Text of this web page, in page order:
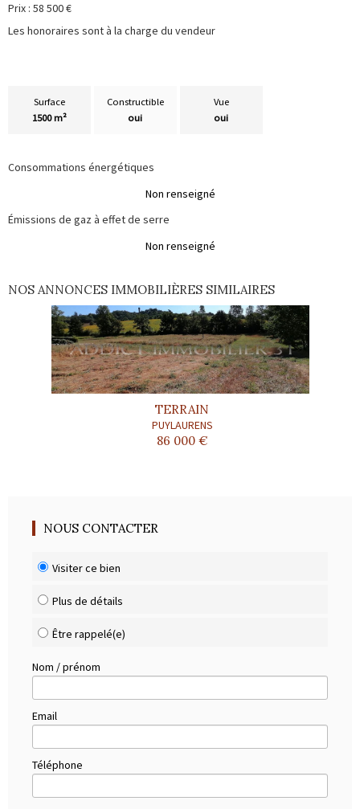
Prix : 58 500 €
Les honoraires sont à la charge du vendeur
Surface
1500 m²
Constructible
oui
Vue
oui
Consommations énergétiques
Non renseigné
Émissions de gaz à effet de serre
Non renseigné
NOS ANNONCES IMMOBILIÈRES SIMILAIRES
TERRAIN
PUYLAURENS
86 000 €
NOUS CONTACTER
Visiter ce bien
Plus de détails
Être rappelé(e)
Nom / prénom
Email
Téléphone